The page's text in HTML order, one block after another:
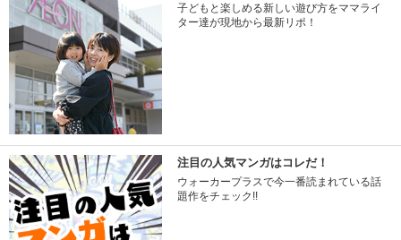
子どもと楽しめる新しい遊び方をママライ
ター達が現地から最新リポ！
注目の人気マンガはコレだ！
ウォーカープラスで今一番読まれている話
題作をチェック!!